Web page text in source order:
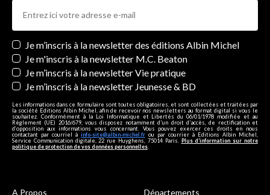
Newsletters
Je m’inscris à la newsletter des éditions Albin Michel
Je m'inscris à la newsletter M.C. Beaton
Je m’inscris à la newsletter Vie pratique
Je m’inscris à la newsletter Jeunesse & BD
Les informations dans ce formulaire sont toutes obligatoires, et sont collectées et traitées par
la société Editions Albin Michel, afin de recevoir nos newsletters au format digital si vous le
souhaitez. Conformément à la Loi Informatique et Libertés du 06/01/1978 modifiée et au
Règlement (UE) 2016/679, vous disposez notamment d'un droit d'accès, de rectification et
d’opposition aux informations vous concernant. Vous pouvez exercer ces droits en nous
contactant par courriel à info-site@albin-michel.fr ou par courrier à Editions Albin Michel,
Service Communication digitale, 22 rue Huyghens, 75014 Paris. Plus d’information sur notre
politique de protection de vos données personnelles
A Propos Départements